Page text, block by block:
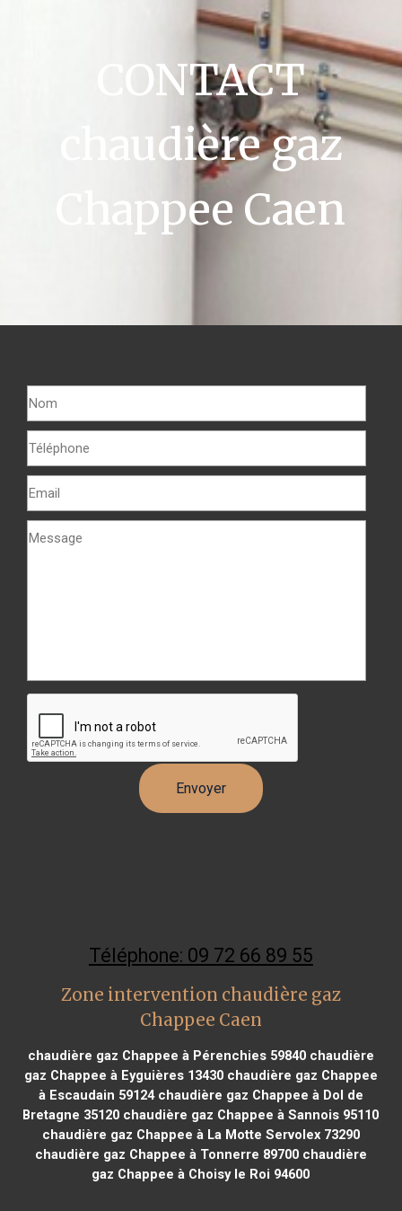
CONTACT
chaudière gaz
Chappee Caen
Téléphone: 09 72 66 89 55
Zone intervention chaudière gaz
Chappee Caen
chaudière gaz Chappee à Pérenchies 59840chaudière
gaz Chappee à Eyguières 13430chaudière gaz Chappee
à Escaudain 59124chaudière gaz Chappee à Dol de
Bretagne 35120 chaudière gaz Chappee à Sannois 95110
chaudière gaz Chappee à La Motte Servolex 73290
chaudière gaz Chappee à Tonnerre 89700chaudière
gaz Chappee à Choisy le Roi 94600